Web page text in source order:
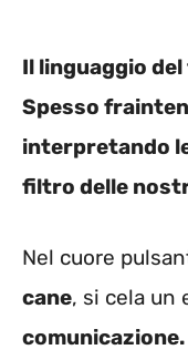
Il linguaggio
Spesso
interpretando
filtro delle
Nel cuore
cane, si cela un
comunicazione.